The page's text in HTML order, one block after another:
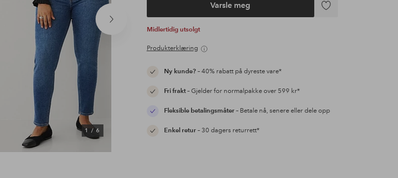
Neste
1/ 6
Varsle meg
Legg
Midlertidig utsolgt
Produkterklæring
Ny kunde?– 40% rabatt på dyreste vare*
Fri frakt– Gjelder for normalpakke over 599 kr*
Fleksible betalingsmåter– Betale nå, senere eller dele opp
Enkel retur– 30 dagers returrett*